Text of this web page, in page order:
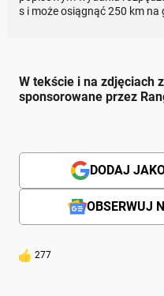
s i może osiągnąć 250 km
W tekście i na zdjęciach
sponsorowane przez
DODAJ
OBSERWUJ
277